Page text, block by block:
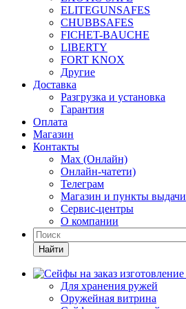
ELITEGUNSAFES
CHUBBSAFES
FICHET-BAUCHE
LIBERTY
FORT KNOX
Другие
Доставка
Разгрузка и установка
Гарантия
Оплата
Магазин
Контакты
Max (Онлайн)
Онлайн-чатети)
Телеграм
Магазин и пункты выдачи
Сервис-центры
О компании
Найти
Для хранения ружей
Оружейная витрина